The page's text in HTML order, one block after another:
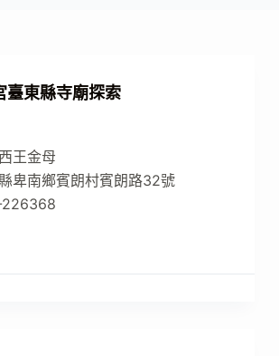
臺東縣寺廟探索
王金母
卑南鄉賓朗村賓朗路32號